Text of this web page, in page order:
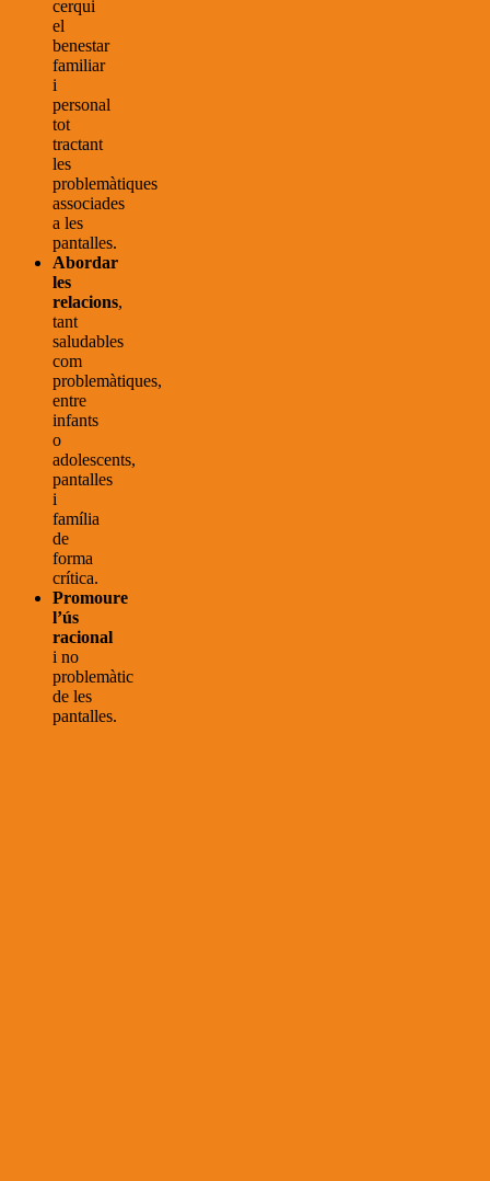
cerqui
el
benestar
familiar
i
personal
tot
tractant
les
problemàtiques
associades
a les
pantalles.
Abordar
les
relacions,
tant
saludables
com
problemàtiques,
entre
infants
o
adolescents,
pantalles
i
família
de
forma
crítica.
Promoure
l’ús
racional
i no
problemàtic
de les
pantalles.